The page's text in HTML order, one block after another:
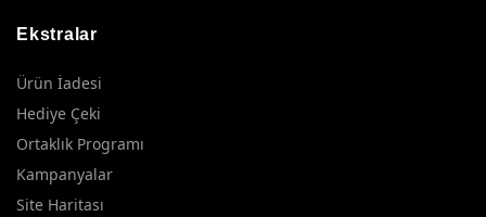
Ekstralar
Ürün İadesi
Hediye Çeki
Ortaklık Programı
Kampanyalar
Site Haritası